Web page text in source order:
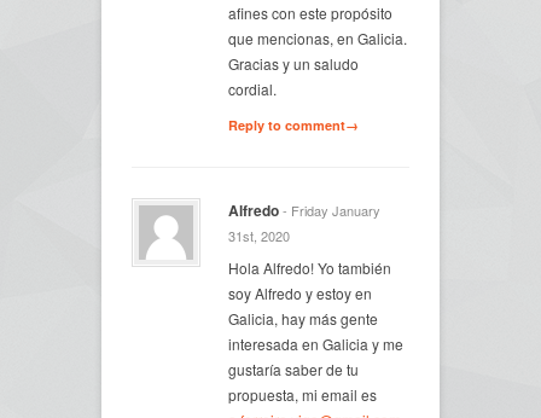
afines con este propósito
que mencionas, en Galicia.
Gracias y un saludo
cordial.
Reply to comment→
Alfredo- Friday January
31st, 2020
Hola Alfredo! Yo también
soy Alfredo y estoy en
Galicia, hay más gente
interesada en Galicia y me
gustaría saber de tu
propuesta, mi email es